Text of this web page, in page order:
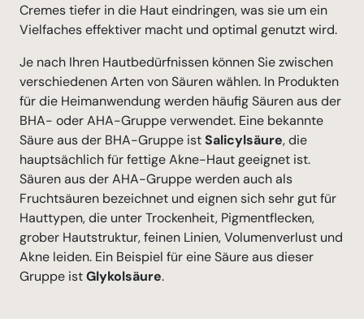
Cremes tiefer in die Haut eindringen, was sie um ein
Vielfaches effektiver macht und optimal genutzt wird.
Je nach Ihren Hautbedürfnissen können Sie zwischen
verschiedenen Arten von Säuren wählen. In Produkten
für die Heimanwendung werden häufig Säuren aus der
BHA- oder AHA-Gruppe verwendet. Eine bekannte
Säure aus der BHA-Gruppe istSalicylsäure, die
hauptsächlich für fettige Akne-Haut geeignet ist.
Säuren aus der AHA-Gruppe werden auch als
Fruchtsäuren bezeichnet und eignen sich sehr gut für
Hauttypen, die unter Trockenheit, Pigmentflecken,
grober Hautstruktur, feinen Linien, Volumenverlust und
Akne leiden. Ein Beispiel für eine Säure aus dieser
Gruppe istGlykolsäure.